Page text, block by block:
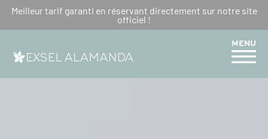
Meilleur tarif garanti en réservant directement sur notre site
officiel !
MENU
BIENVENUE A L’HÔTEL EXSEL
ALAMANDA